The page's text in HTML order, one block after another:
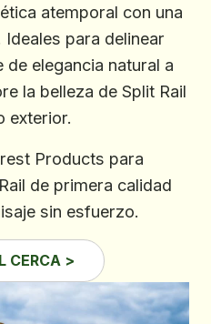
atemporal con una
para delinear
elegancia natural a
la belleza de Split Rail
exterior.
Products para
de primera calidad
sin esfuerzo.
CERCA >